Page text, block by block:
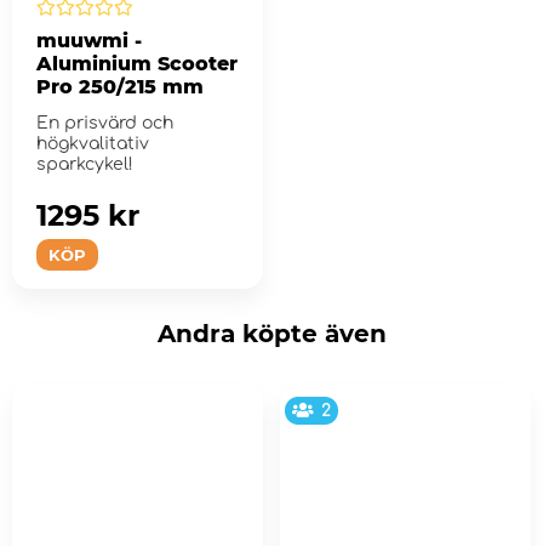
muuwmi -
Aluminium Scooter
Pro 250/215 mm
En prisvärd och
högkvalitativ
sparkcykel!
KÖP
1295 kr
Andra köpte även
2